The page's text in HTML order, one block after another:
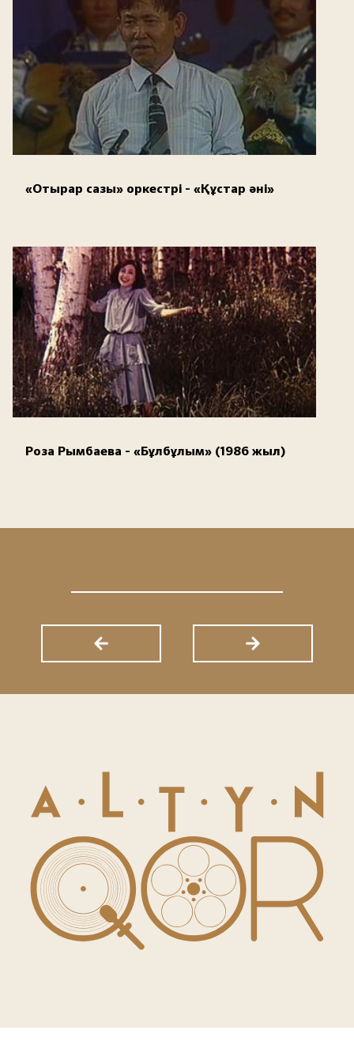
«Отырар сазы» оркестрі - «Құстар әні»
Роза Рымбаева - «Бұлбұлым» (1986 жыл)